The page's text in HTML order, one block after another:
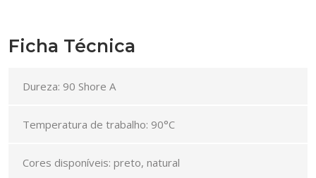
Ficha Técnica
Dureza: 90 Shore A
Temperatura de trabalho: 90°C
Cores disponíveis: preto, natural